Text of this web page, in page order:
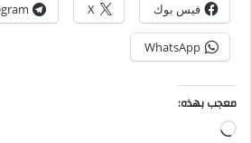
فيس بوك X
WhatsApp
معجب بهذه:
جاري